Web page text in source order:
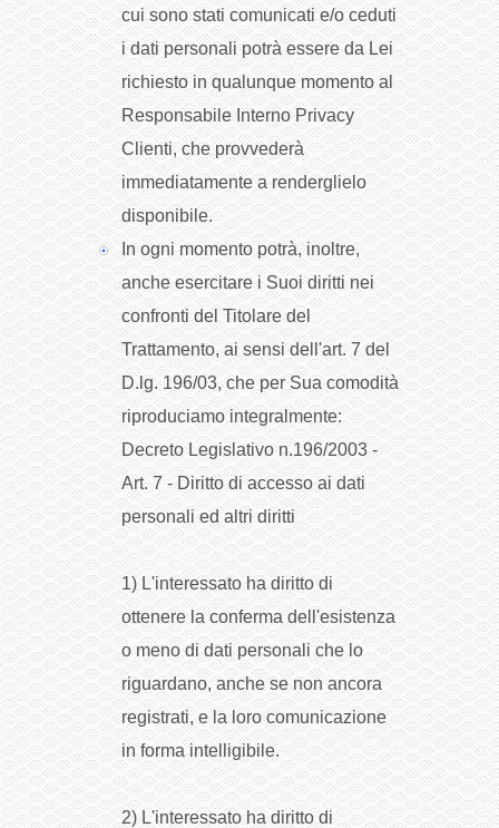
cui sono stati comunicati e/o ceduti
i dati personali potrà essere da Lei
richiesto in qualunque momento al
Responsabile Interno Privacy
Clienti, che provvederà
immediatamente a renderglielo
disponibile.
In ogni momento potrà, inoltre,
anche esercitare i Suoi diritti nei
confronti del Titolare del
Trattamento, ai sensi dell'art. 7 del
D.lg. 196/03, che per Sua comodità
riproduciamo integralmente:
Decreto Legislativo n.196/2003 -
Art. 7 - Diritto di accesso ai dati
personali ed altri diritti
1) L'interessato ha diritto di
ottenere la conferma dell'esistenza
o meno di dati personali che lo
riguardano, anche se non ancora
registrati, e la loro comunicazione
in forma intelligibile.
2) L'interessato ha diritto di